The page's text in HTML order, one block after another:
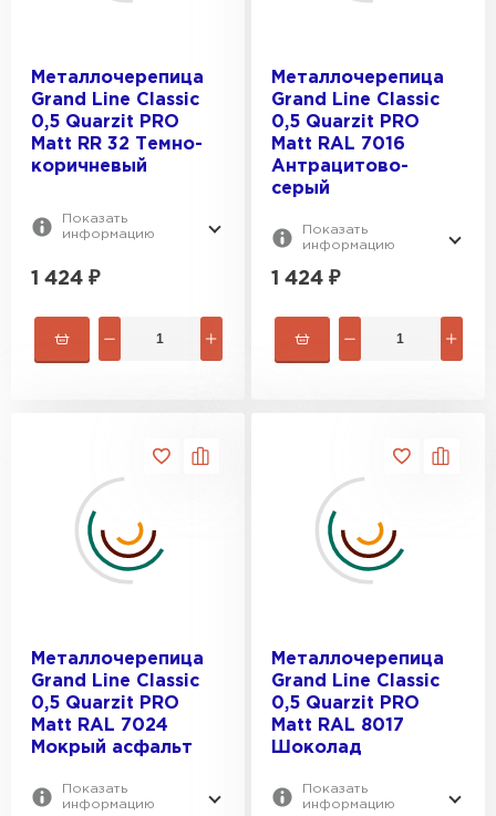
Металлочерепица
Grand Line Classic
0,5 Quarzit PRO
Matt RR 32 Темно-
коричневый
Показать
информацию
1 424 ₽
Металлочерепица
Grand Line Classic
0,5 Quarzit PRO
Matt RAL 7016
Антрацитово-
серый
Показать
информацию
1 424 ₽
Металлочерепица
Grand Line Classic
0,5 Quarzit PRO
Matt RAL 7024
Мокрый асфальт
Показать
информацию
Металлочерепица
Grand Line Classic
0,5 Quarzit PRO
Matt RAL 8017
Шоколад
Показать
информацию